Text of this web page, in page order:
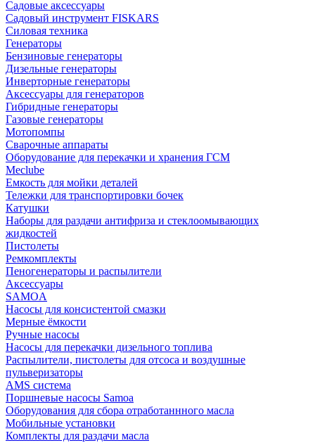
Садовые аксессуары
Садовый инструмент FISKARS
Силовая техника
Генераторы
Бензиновые генераторы
Дизельные генераторы
Инверторные генераторы
Аксессуары для генераторов
Гибридные генераторы
Газовые генераторы
Мотопомпы
Сварочные аппараты
Оборудование для перекачки и хранения ГСМ
Meclube
Емкость для мойки деталей
Тележки для транспортировки бочек
Катушки
Наборы для раздачи антифриза и стеклоомывающих
жидкостей
Пистолеты
Ремкомплекты
Пеногенераторы и распылители
Аксессуары
SAMOA
Насосы для консистентой смазки
Мерные ёмкости
Ручные насосы
Насосы для перекачки дизельного топлива
Распылители, пистолеты для отсоса и воздушные
пульверизаторы
AMS система
Поршневые насосы Samoa
Оборудования для сбора отработаннного масла
Мобильные установки
Комплекты для раздачи масла